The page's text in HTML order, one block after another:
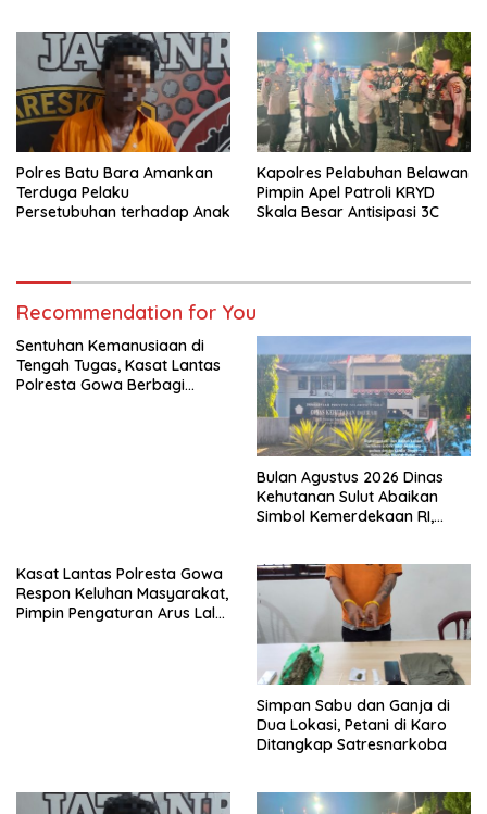
Polres Batu Bara Amankan
Terduga Pelaku
Persetubuhan terhadap Anak
Kapolres Pelabuhan Belawan
Pimpin Apel Patroli KRYD
Skala Besar Antisipasi 3C
Recommendation for You
Sentuhan Kemanusiaan di
Tengah Tugas, Kasat Lantas
Polresta Gowa Berbagi
Bulan Agustus 2026 Dinas
Kehutanan Sulut Abaikan
Simbol Kemerdekaan RI,
Kasat Lantas Polresta Gowa
Respon Keluhan Masyarakat,
Pimpin Pengaturan Arus Lalu
Simpan Sabu dan Ganja di
Dua Lokasi, Petani di Karo
Ditangkap Satresnarkoba